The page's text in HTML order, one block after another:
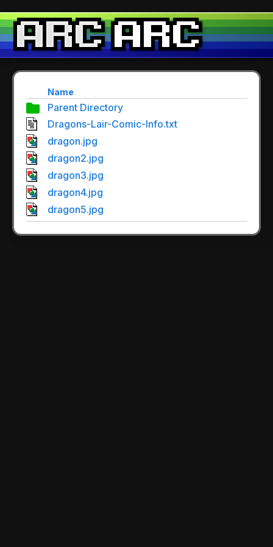
Name
Parent Directory
Dragons-Lair-Comic-Info.txt
dragon.jpg
dragon2.jpg
dragon3.jpg
dragon4.jpg
dragon5.jpg